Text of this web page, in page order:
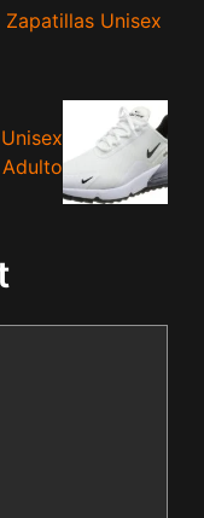
Unisex
Adulto